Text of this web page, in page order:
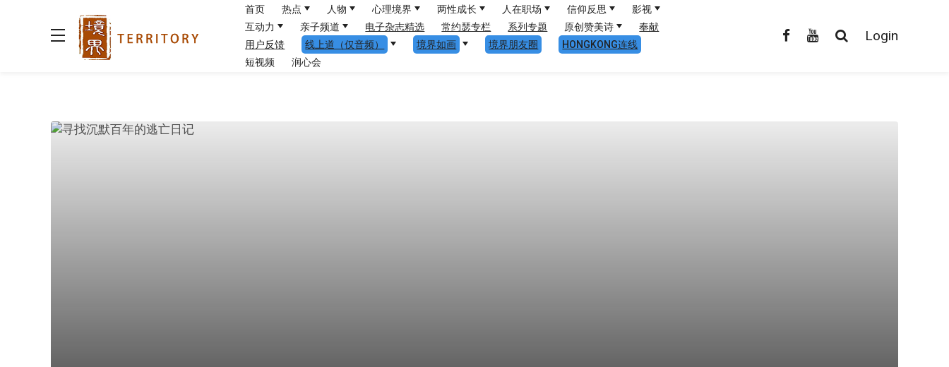
首页 热点 人物 心理境界 两性成长 人在职场 信仰反思
影视
互动力
亲子频道 电子杂志精选 常约瑟专栏 系列专题 原创赞美诗
奉献
用户反馈
线上道（仅音频） 境界如画 境界朋友圈
HONGKONG连线
短视频
润心会
Login